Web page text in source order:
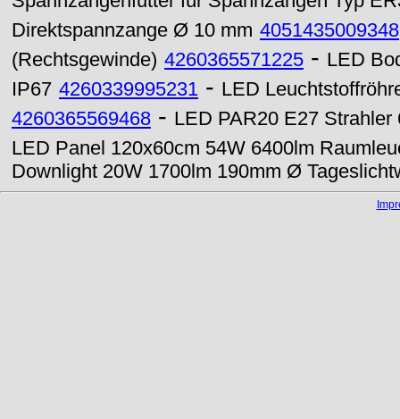
Direktspannzange Ø 10 mm 4051435009348
(Rechtsgewinde) 4260365571225 - LED
IP67 4260339995231 - LED
4260365569468 - LED PAR20 E27
LED Panel 120x60cm 54W 6400lm
Downlight 20W 1700lm 190mm Ø